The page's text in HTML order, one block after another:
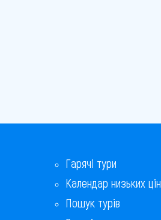
Гарячі тури
Календар низьких цін
Пошук турів